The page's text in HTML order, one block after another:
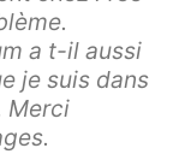
a t-il aussi
je suis dans
Merci